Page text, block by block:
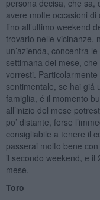
persona decisa, che sa,
avere molte occasioni
fino all’ultimo weekend
trovarlo nelle vicinanze,
un’azienda, concentra
settimana del mese,
vorresti.
sentimentale, se hai giá
famiglia, é il momento
all’inizio del mese
po’ distante, forse
consigliabile a tenere il
passerai molto bene
il secondo weekend, e il
mese.
Toro